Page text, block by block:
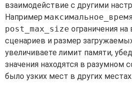
взаимодействие с другими
Например
post_max_size ограничения
сценариев и размер
увеличиваете лимит памяти,
значения находятся в разумном
было узких мест в других местах.